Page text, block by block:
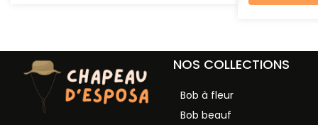
NOS COLLECTIONS
Bob à fleur
Bob beauf